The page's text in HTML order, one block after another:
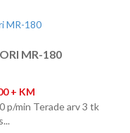
MR-180
+ KM
p/min Terade arv 3 tk